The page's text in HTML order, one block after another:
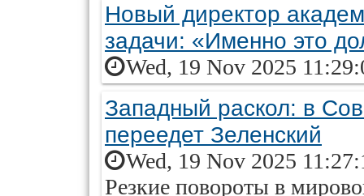
Новый директор
задачи: «Именно это
Wed, 19 Nov 2025
Западный раскол: в
переедет Зеленский
Wed, 19 Nov 2025
Резкие повороты в